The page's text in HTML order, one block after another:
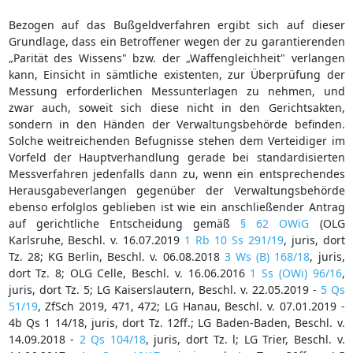
Bezogen auf das Bußgeldverfahren ergibt sich auf dieser
Grundlage, dass ein Betroffener wegen der zu garantierenden
„Parität des Wissens" bzw. der „Waffengleichheit" verlangen
kann, Einsicht in sämtliche existenten, zur Überprüfung der
Messung erforderlichen Messunterlagen zu nehmen, und
zwar auch, soweit sich diese nicht in den Gerichtsakten,
sondern in den Händen der Verwaltungsbehörde befinden.
Solche weitreichenden Befugnisse stehen dem Verteidiger im
Vorfeld der Hauptverhandlung gerade bei standardisierten
Messverfahren jedenfalls dann zu, wenn ein entsprechendes
Herausgabeverlangen gegenüber der Verwaltungsbehörde
ebenso erfolglos geblieben ist wie ein anschließender Antrag
auf gerichtliche Entscheidung gemäß § 62 OWiG (OLG
Karlsruhe, Beschl. v. 16.07.2019 1 Rb 10 Ss 291/19, juris, dort
Tz. 28; KG Berlin, Beschl. v. 06.08.2018 3 Ws (B) 168/18, juris,
dort Tz. 8; OLG Celle, Beschl. v. 16.06.2016 1 Ss (OWi) 96/16,
juris, dort Tz. 5; LG Kaiserslautern, Beschl. v. 22.05.2019 - 5 Qs
51/19, ZfSch 2019, 471, 472; LG Hanau, Beschl. v. 07.01.2019 -
4b Qs 1 14/18, juris, dort Tz. 12ff.; LG Baden-Baden, Beschl. v.
14.09.2018 - 2 Qs 104/18, juris, dort Tz. l; LG Trier, Beschl. v.